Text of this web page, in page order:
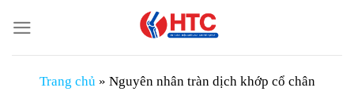
đến
nội
Trang chủ » Nguyên nhân tràn dịch khớp cổ chân